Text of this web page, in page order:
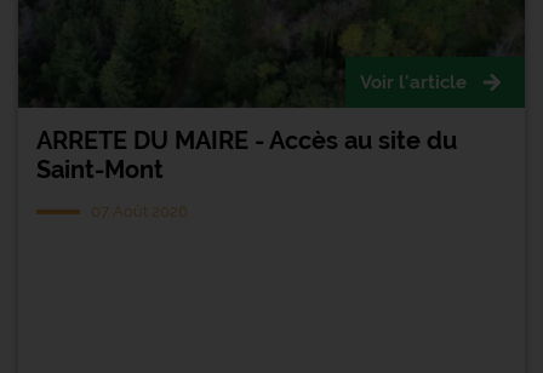
Voir l'article
ARRETE DU MAIRE - Accès au site du
Saint-Mont
07 Août 2026